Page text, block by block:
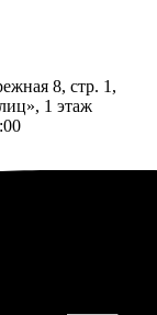
8, стр. 1,
1 этаж